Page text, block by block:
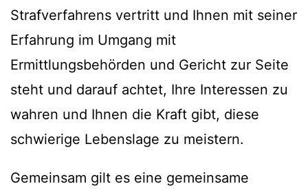
Strafverfahrens vertritt und Ihnen mit seiner
Erfahrung im Umgang mit
Ermittlungsbehörden und Gericht zur Seite
steht und darauf achtet, Ihre Interessen zu
wahren und Ihnen die Kraft gibt, diese
schwierige Lebenslage zu meistern.
Gemeinsam gilt es eine gemeinsame